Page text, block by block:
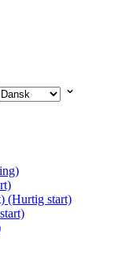
(Hurtig start)